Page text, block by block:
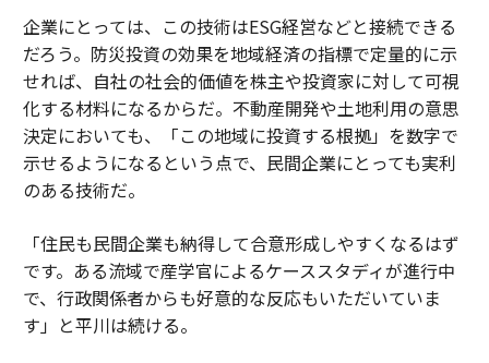
企業にとっては、この技術はESG経営などと接続できる
だろう。防災投資の効果を地域経済の指標で定量的に示
せれば、自社の社会的価値を株主や投資家に対して可視
化する材料になるからだ。不動産開発や土地利用の意思
決定においても、「この地域に投資する根拠」を数字で
示せるようになるという点で、民間企業にとっても実利
のある技術だ。
「住民も民間企業も納得して合意形成しやすくなるはず
です。ある流域で産学官によるケーススタディが進行中
で、行政関係者からも好意的な反応もいただいていま
す」と平川は続ける。